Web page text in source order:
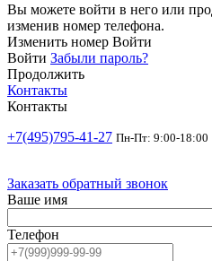
Вы можете войти в него или
изменив номер телефона.
Изменить номер Войти
Войти Забыли пароль?
Продолжить
Контакты
Контакты
+7(495)795-41-27 Пн-Пт: 9:00-18:00
Заказать обратный звонок
Ваше имя
Телефон